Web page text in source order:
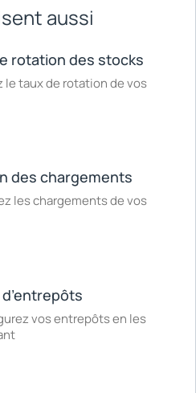
aussi
rotation des stocks
le taux de rotation de vos
des chargements
les chargements de vos
vos entrepôts en les